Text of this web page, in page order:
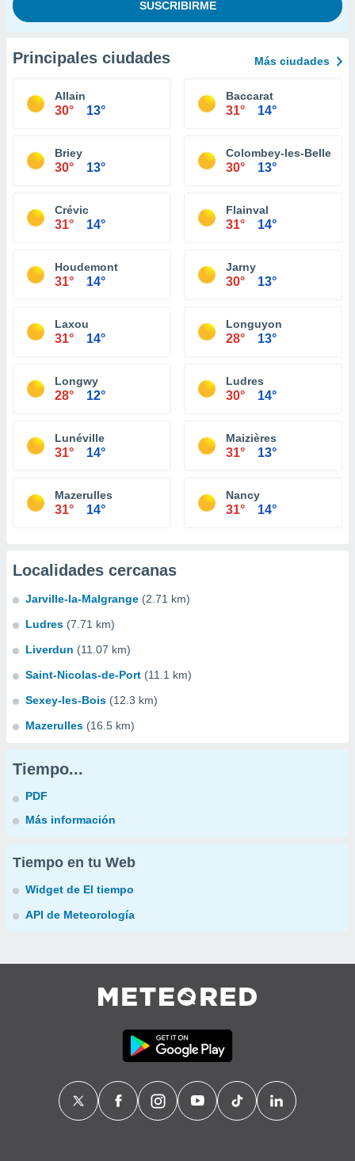
Principales ciudades Más ciudades
Allain
30° 13°
Baccarat
31° 14°
Briey
30° 13°
Colombey-les-Belles
30° 13°
Crévic
31° 14°
Flainval
31° 14°
Houdemont
31° 14°
Jarny
30° 13°
Laxou
31° 14°
Longuyon
28° 13°
Longwy
28° 12°
Ludres
30° 14°
Lunéville
31° 14°
Maizières
31° 13°
Mazerulles
31° 14°
Nancy
31° 14°
Localidades cercanas
Jarville-la-Malgrange (2.71 km)
Ludres (7.71 km)
Liverdun (11.07 km)
Saint-Nicolas-de-Port (11.1 km)
Sexey-les-Bois (12.3 km)
Mazerulles (16.5 km)
Tiempo...
PDF
Más información
Tiempo en tu Web
Widget de El tiempo
API de Meteorología